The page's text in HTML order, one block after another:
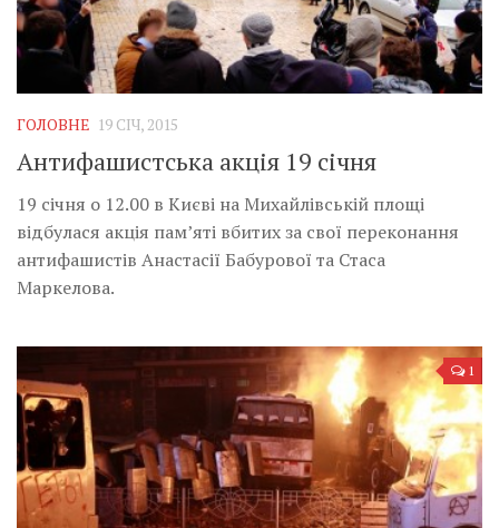
ГОЛОВНЕ 19 СІЧ, 2015
Антифашистська акція 19 січня
19 січня о 12.00 в Києві на Михайлівській площі
відбулася акція пам’яті вбитих за свої переконання
антифашистів Анастасії Бабурової та Стаса
Маркелова.
1